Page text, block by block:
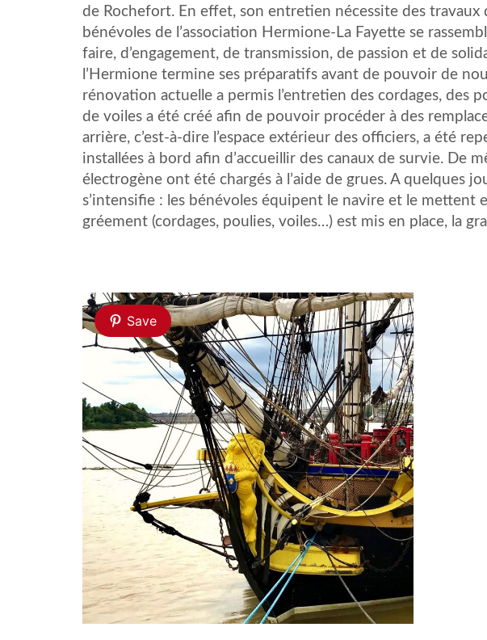
de Rochefort. En effet, son entretien nécessite des travaux
bénévoles de l’association Hermione-La Fayette se
faire, d’engagement, de transmission, de passion et de
l’Hermione termine ses préparatifs avant de pouvoir de
rénovation actuelle a permis l’entretien des cordages, des
de voiles a été créé afin de pouvoir procéder à des
arrière, c’est-à-dire l’espace extérieur des officiers, a été
installées à bord afin d’accueillir des canaux de survie. De
électrogène ont été chargés à l’aide de grues. A quelques
s’intensifie : les bénévoles équipent le navire et le mettent
gréement (cordages, poulies, voiles…) est mis en place, la
Save